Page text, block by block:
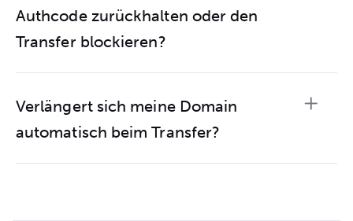
Authcode zurückhalten oder den
Transfer blockieren?
Verlängert sich meine Domain
automatisch beim Transfer?